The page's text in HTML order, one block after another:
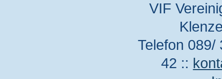
VIF
Telefon
42 ::